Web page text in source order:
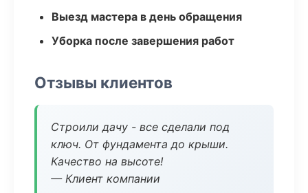
Выезд мастера в день обращения
Уборка после завершения работ
Отзывы клиентов
Строили дачу - все сделали под
ключ. От фундамента до крыши.
Качество на высоте!
— Клиент компании